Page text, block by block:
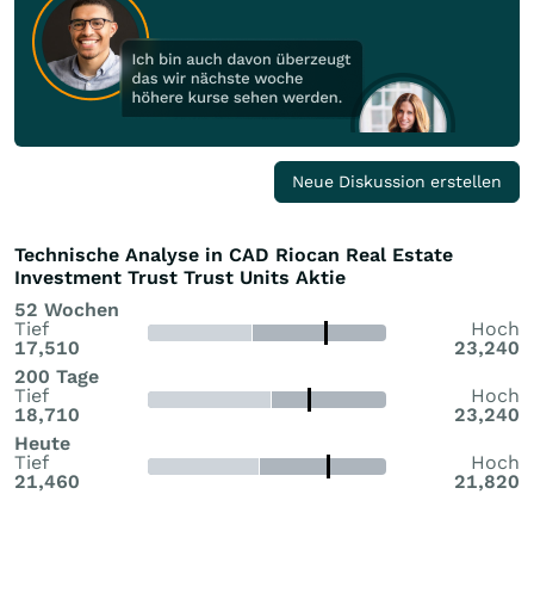
Neue Diskussion erstellen
Technische Analyse in CAD Riocan Real Estate
Investment Trust Trust Units Aktie
52 Wochen
Tief
17,510
Hoch
23,240
200 Tage
Tief
18,710
Hoch
23,240
Heute
Tief
21,460
Hoch
21,820